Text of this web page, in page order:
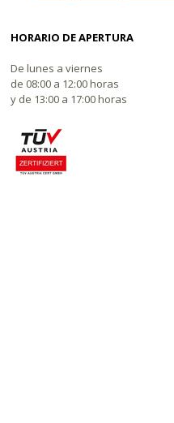
HORARIO DE APERTURA
De lunes a viernes
de 08:00 a 12:00 horas
y de 13:00 a 17:00 horas